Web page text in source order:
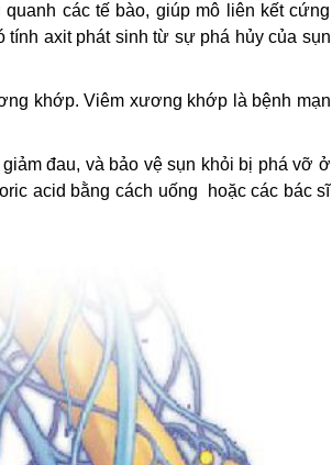
các tế bào, giúp mô liên kết cứng
axit phát sinh từ sự phá hủy của sụn
khớp. Viêm xương khớp là bệnh mạn
đau, và bảo vệ sụn khỏi bị phá vỡ ở
acid bằng cách uống hoặc các bác sĩ